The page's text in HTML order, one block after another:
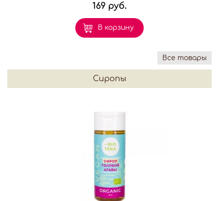
169 руб.
В корзину
Все товары
Сиропы